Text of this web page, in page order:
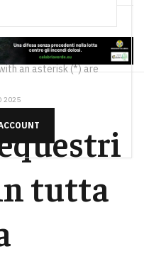
an asterisk (*) are
2025
tutta